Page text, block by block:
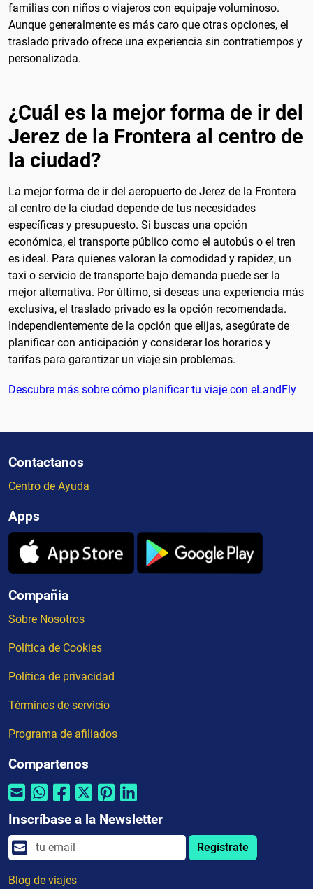
familias con niños o viajeros con equipaje voluminoso.
Aunque generalmente es más caro que otras opciones, el
traslado privado ofrece una experiencia sin contratiempos y
personalizada.
¿Cuál es la mejor forma de ir del
Jerez de la Frontera al centro de
la ciudad?
La mejor forma de ir del aeropuerto de Jerez de la Frontera
al centro de la ciudad depende de tus necesidades
específicas y presupuesto. Si buscas una opción
económica, el transporte público como el autobús o el tren
es ideal. Para quienes valoran la comodidad y rapidez, un
taxi o servicio de transporte bajo demanda puede ser la
mejor alternativa. Por último, si deseas una experiencia más
exclusiva, el traslado privado es la opción recomendada.
Independientemente de la opción que elijas, asegúrate de
planificar con anticipación y considerar los horarios y
tarifas para garantizar un viaje sin problemas.
Descubre más sobre cómo planificar tu viaje con eLandFly
Contactanos
Centro de Ayuda
Apps
Compañia
Sobre Nosotros
Política de Cookies
Política de privacidad
Términos de servicio
Programa de afiliados
Compartenos
Inscríbase a la Newsletter
Regístrate
Blog de viajes